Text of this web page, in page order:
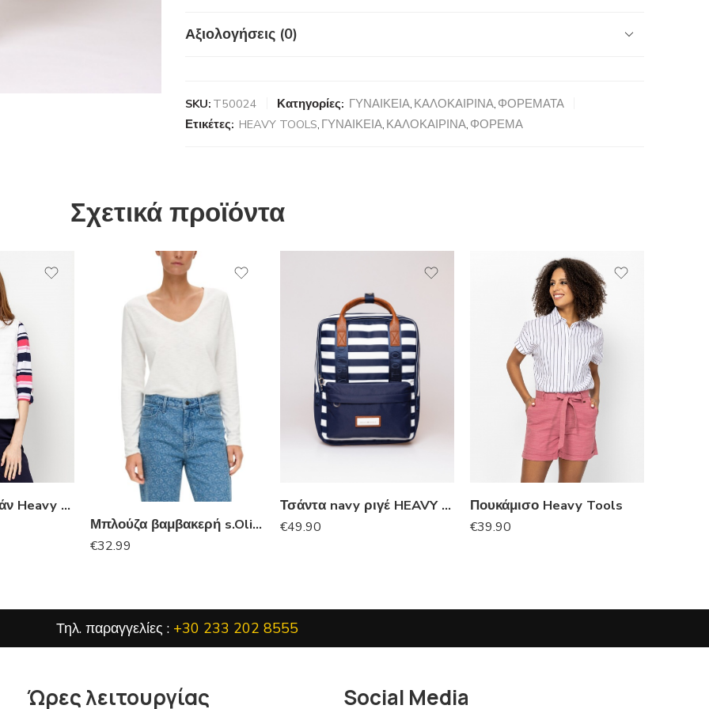
Αξιολογήσεις (0)
SKU: T50024 Κατηγορίες: ΓΥΝΑΙΚΕΙΑ, ΚΑΛΟΚΑΙΡΙΝΑ, ΦΟΡΕΜΑΤΑ
Ετικέτες: HEAVY TOOLS, ΓΥΝΑΙΚΕΙΑ, ΚΑΛΟΚΑΙΡΙΝΑ, ΦΟΡΕΜΑ
Σχετικά προϊόντα
Αμάνικο μπουφάν Heavy Tools
Μπλούζα βαμβακερή s.Oliver
€32.99
Τσάντα navy ριγέ HEAVY TOOLS
€49.90
Πουκάμισο Heavy Tools
€39.90
Τηλ. παραγγελίες : +30 233 202 8555
Ώρες λειτουργίας Social Media